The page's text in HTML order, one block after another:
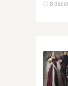
8